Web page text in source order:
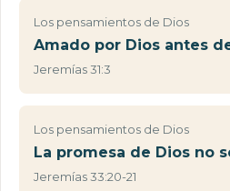
Los pensamientos de Dios
Amado por Dios antes
Jeremías 31:3
Los pensamientos de Dios
La promesa de Dios no
Jeremías 33:20-21